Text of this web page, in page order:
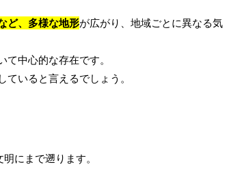
ど、多様な地形が広がり、地域ごとに異なる気
中心的な存在です。
いると言えるでしょう。
にまで遡ります。